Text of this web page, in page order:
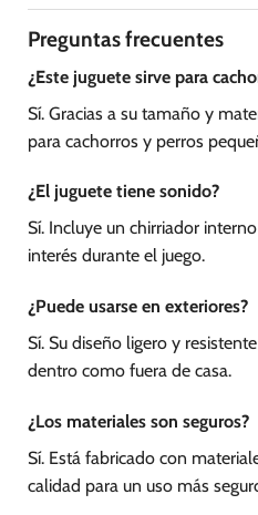
Preguntas frecuentes
¿Este juguete sirve para
Sí. Gracias a su tamaño y
para cachorros y perros
¿El juguete tiene sonido?
Sí. Incluye un chirriador
interés durante el juego.
¿Puede usarse en exteriores?
Sí. Su diseño ligero y
dentro como fuera de casa.
¿Los materiales son seguros?
Sí. Está fabricado con
calidad para un uso más